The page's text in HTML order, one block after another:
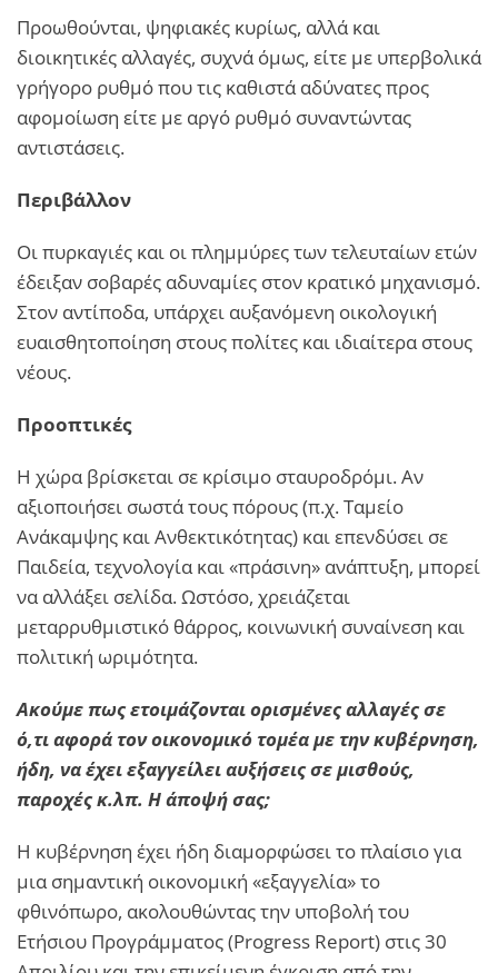
Προωθούνται, ψηφιακές κυρίως, αλλά και
διοικητικές αλλαγές, συχνά όμως, είτε με υπερβολικά
γρήγορο ρυθμό που τις καθιστά αδύνατες προς
αφομοίωση είτε με αργό ρυθμό συναντώντας
αντιστάσεις.
Περιβάλλον
Οι πυρκαγιές και οι πλημμύρες των τελευταίων ετών
έδειξαν σοβαρές αδυναμίες στον κρατικό μηχανισμό.
Στον αντίποδα, υπάρχει αυξανόμενη οικολογική
ευαισθητοποίηση στους πολίτες και ιδιαίτερα στους
νέους.
Προοπτικές
Η χώρα βρίσκεται σε κρίσιμο σταυροδρόμι. Αν
αξιοποιήσει σωστά τους πόρους (π.χ. Ταμείο
Ανάκαμψης και Ανθεκτικότητας) και επενδύσει σε
Παιδεία, τεχνολογία και «πράσινη» ανάπτυξη, μπορεί
να αλλάξει σελίδα. Ωστόσο, χρειάζεται
μεταρρυθμιστικό θάρρος, κοινωνική συναίνεση και
πολιτική ωριμότητα.
Ακούμε πως ετοιμάζονται ορισμένες αλλαγές σε
ό,τι αφορά τον οικονομικό τομέα με την κυβέρνηση,
ήδη, να έχει εξαγγείλει αυξήσεις σε μισθούς,
παροχές κ.λπ. Η άποψή σας;
Η κυβέρνηση έχει ήδη διαμορφώσει το πλαίσιο για
μια σημαντική οικονομική «εξαγγελία» το
φθινόπωρο, ακολουθώντας την υποβολή του
Ετήσιου Προγράμματος (Progress Report) στις 30